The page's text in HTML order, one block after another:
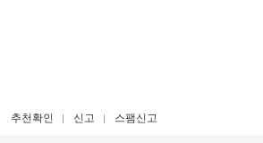
추천확인 신고 스팸신고